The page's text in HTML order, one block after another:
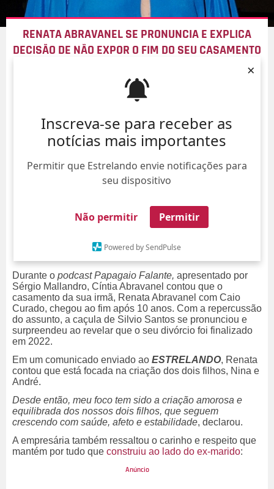
Inscreva-se para receber as
notícias mais importantes
Permitir que Estrelando envie notificações para
seu dispositivo
Não permitir Permitir
Powered by SendPulse
×
RENATA ABRAVANEL SE PRONUNCIA E EXPLICA
DECISÃO DE NÃO EXPOR O FIM DO SEU CASAMENTO
Durante o podcast Papagaio Falante, apresentado por
Sérgio Mallandro, Cíntia Abravanel contou que o
casamento da sua irmã, Renata Abravanel com Caio
Curado, chegou ao fim após 10 anos. Com a repercussão
do assunto, a caçula de Silvio Santos se pronunciou e
surpreendeu ao revelar que o seu divórcio foi finalizado
em 2022.
Em um comunicado enviado ao ESTRELANDO, Renata
contou que está focada na criação dos dois filhos, Nina e
André.
Desde então, meu foco tem sido a criação amorosa e
equilibrada dos nossos dois filhos, que seguem
crescendo com saúde, afeto e estabilidade, declarou.
A empresária também ressaltou o carinho e respeito que
mantém por tudo que construiu ao lado do ex-marido: